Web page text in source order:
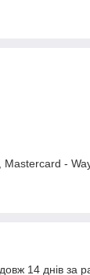
Mastercard -
14 днів за